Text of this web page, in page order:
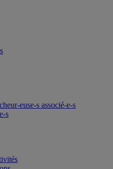
euse-s associé-e-s
s